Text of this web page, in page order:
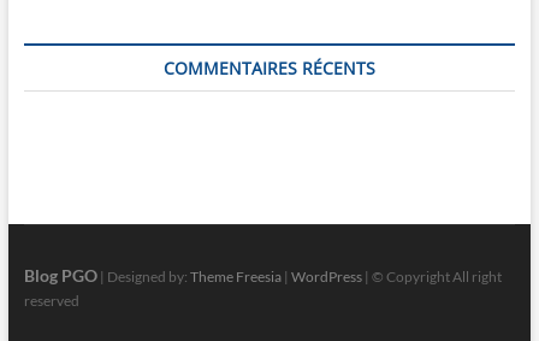
COMMENTAIRES RÉCENTS
Blog PGO| Designed by: Theme Freesia| WordPress| © Copyright All right
reserved